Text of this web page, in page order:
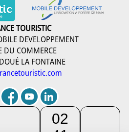
TOURISTIC
DEVELOPPEMENT
DU COMMERCE
LA FONTAINE
02